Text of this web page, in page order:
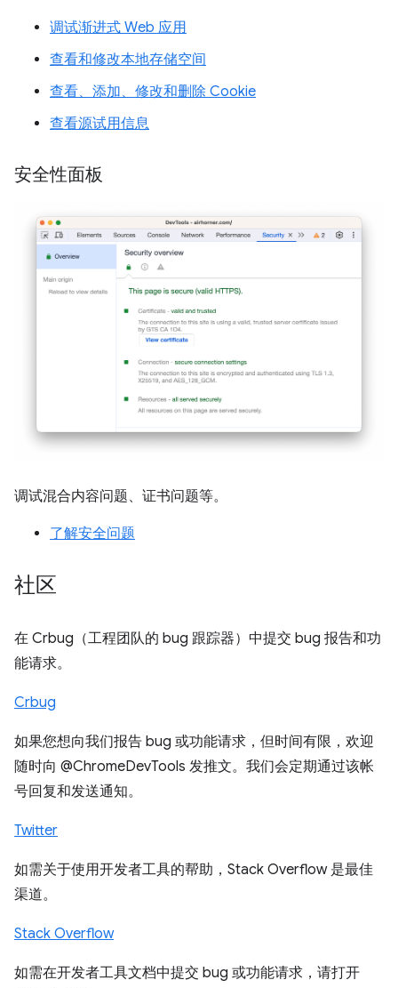
调试渐进式 Web 应用
查看和修改本地存储空间
查看、添加、修改和删除 Cookie
查看源试用信息
安全性面板
调试混合内容问题、证书问题等。
了解安全问题
社区
在 Crbug（工程团队的 bug 跟踪器）中提交 bug 报告和功
能请求。
Crbug
如果您想向我们报告 bug 或功能请求，但时间有限，欢迎
随时向 @ChromeDevTools 发推文。我们会定期通过该帐
号回复和发送通知。
Twitter
如需关于使用开发者工具的帮助，Stack Overflow 是最佳
渠道。
Stack Overflow
如需在开发者工具文档中提交 bug 或功能请求，请打开